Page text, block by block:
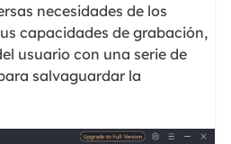
necesidades de los
capacidades de grabación,
usuario con una serie de
salvaguardar la